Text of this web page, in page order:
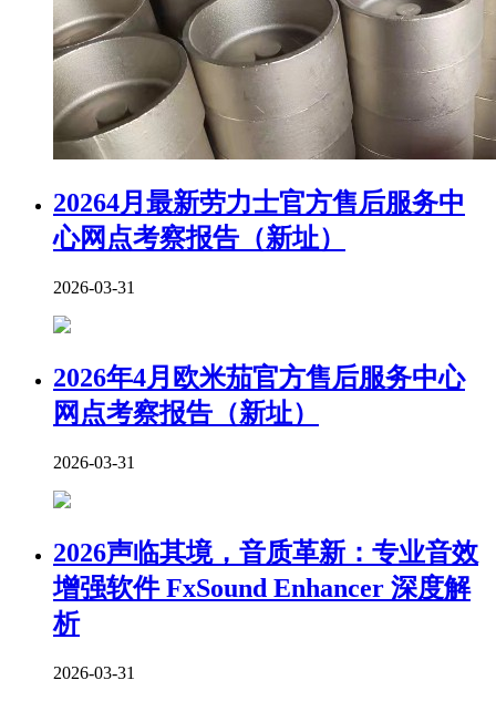
20264月最新劳力士官方售后服务中
心网点考察报告（新址）
2026-03-31
2026年4月欧米茄官方售后服务中心
网点考察报告（新址）
2026-03-31
2026声临其境，音质革新：专业音效
增强软件 FxSound Enhancer 深度解
析
2026-03-31